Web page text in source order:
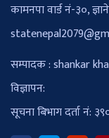
कामनपा वार्ड नं-३०,
सम्पादक : shankar
विज्ञापन:
सूचना बिभाग दर्ता नं: